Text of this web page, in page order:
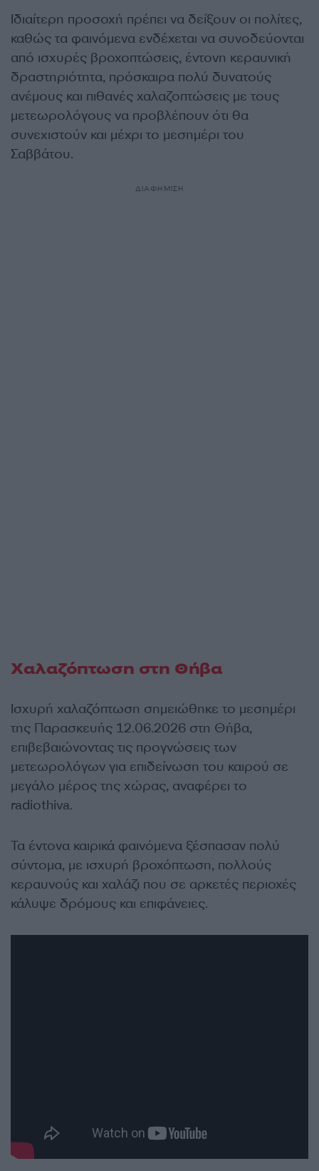
Ιδιαίτερη προσοχή πρέπει να δείξουν οι πολίτες,
καθώς τα φαινόμενα ενδέχεται να συνοδεύονται
από ισχυρές βροχοπτώσεις, έντονη κεραυνική
δραστηριότητα, πρόσκαιρα πολύ δυνατούς
ανέμους και πιθανές χαλαζοπτώσεις με τους
μετεωρολόγους να προβλέπουν ότι θα
συνεχιστούν και μέχρι το μεσημέρι του
Σαββάτου.
ΔΙΑΦΗΜΙΣΗ
Χαλαζόπτωση στη Θήβα
Ισχυρή χαλαζόπτωση σημειώθηκε το μεσημέρι
της Παρασκευής 12.06.2026 στη Θήβα,
επιβεβαιώνοντας τις προγνώσεις των
μετεωρολόγων για επιδείνωση του καιρού σε
μεγάλο μέρος της χώρας, αναφέρει το
radiothiva.
Τα έντονα καιρικά φαινόμενα ξέσπασαν πολύ
σύντομα, με ισχυρή βροχόπτωση, πολλούς
κεραυνούς και χαλάζι που σε αρκετές περιοχές
κάλυψε δρόμους και επιφάνειες.